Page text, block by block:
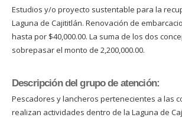
Estudios y/o proyecto sustentable para la
Laguna de Cajititlán. Renovación de
hasta por $40,000.00. La suma de los dos
sobrepasar el monto de 2,200,000.00.
Descripción del grupo de atención:
Pescadores y lancheros pertenecientes a las
realizan actividades dentro de la Laguna de